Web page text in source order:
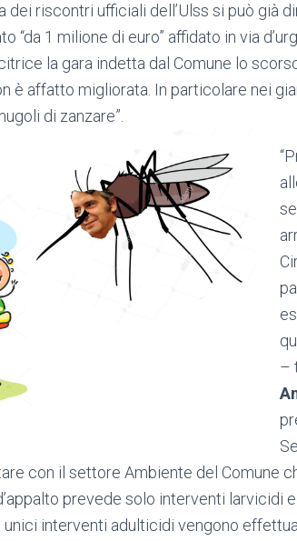
dei riscontri ufficiali dell’Ulss si può già
“da 1 milione di euro” affidato in via
la gara indetta dal Comune lo
è affatto migliorata. In particolare nei
di zanzare”.
–
con il settore Ambiente del Comune
prevede solo interventi larvicidi
interventi adulticidi vengono